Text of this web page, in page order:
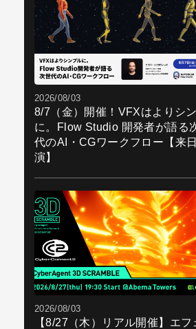
2026/08/03
8/7（金）開催！VFXはよりシ
に。Flow Studio 開発者が語る
代のAI・CGワークフロー【来
演】
2026/08/03
【8/27（木）リアル開催】エフ